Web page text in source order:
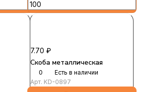
7.70 ₽
Скоба металлическая
0
Есть в наличии
Арт. KD-0897